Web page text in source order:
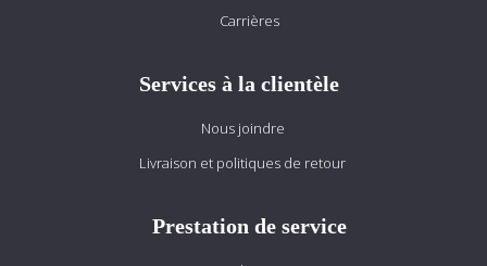
Carrières
Services à la clientèle
Nous joindre
Livraison et politiques de retour
Prestation de service